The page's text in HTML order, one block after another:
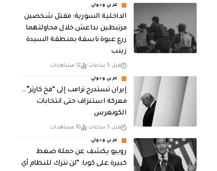
عربي ودولي
الداخلية السورية: مقتل شخصين
مرتبطين بداعش خلال محاولتهما
زرع عبوة ناسفة بمنطقة السيدة
زينب
قبل 5 ساعات 12 مشاهدات
عربي ودولي
إيران تستدرج ترامب إلى “فخ كارتر”..
معركة استنزاف حتى انتخابات
الكونغرس
قبل 5 ساعات 10 مشاهدات
عربي ودولي
روبيو يكشف عن حملة ضغط
كبيرة على كوبا: “لن نترك للنظام أي